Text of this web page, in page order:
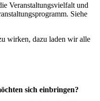
Veranstaltungsvielfalt und
Siehe
wirken, dazu laden wir alle
sich einbringen?